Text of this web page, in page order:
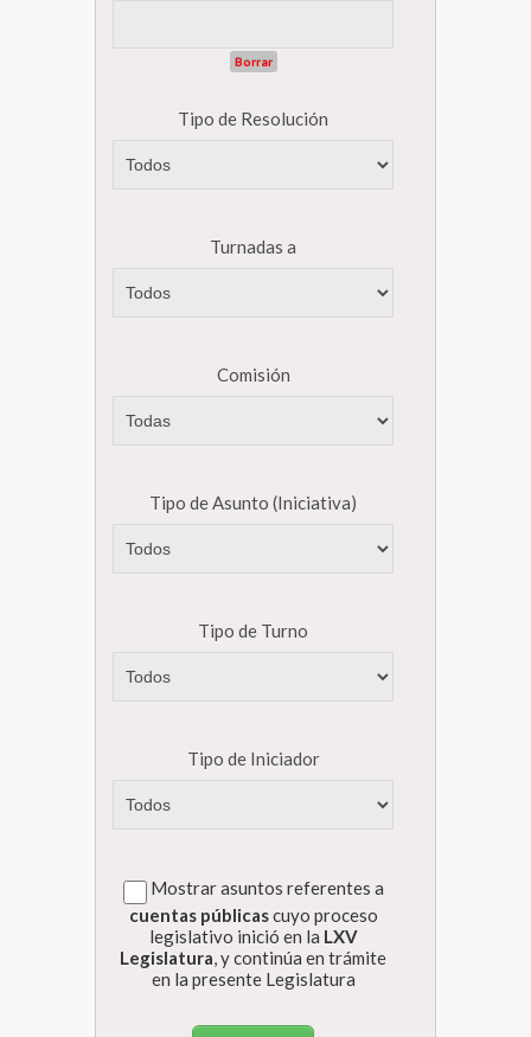
Borrar
Tipo de Resolución
Turnadas a
Comisión
Tipo de Asunto (Iniciativa)
Tipo de Turno
Tipo de Iniciador
Mostrar asuntos referentes a
cuentas públicascuyo proceso
legislativo inició en la LXV
Legislatura, y continúa en trámite
en la presente Legislatura